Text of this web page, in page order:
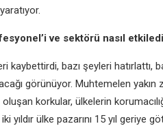
ve sektörü nasıl
kaybettirdi, bazı şeyleri hatırlattı,
görünüyor. Muhtemelen
korkular, ülkelerin
ülke pazarını 15 yıl geriye